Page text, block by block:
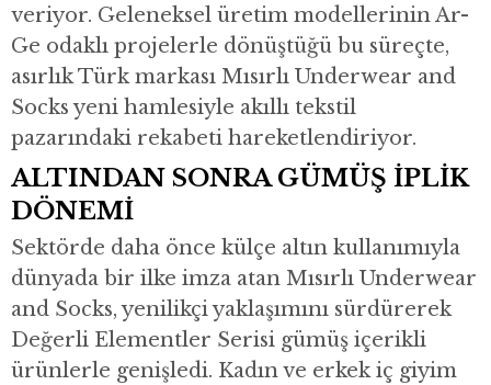
veriyor. Geleneksel üretim modellerinin Ar-
Ge odaklı projelerle dönüştüğü bu süreçte,
asırlık Türk markası Mısırlı Underwear and
Socks yeni hamlesiyle akıllı tekstil
pazarındaki rekabeti hareketlendiriyor.
ALTINDAN SONRA GÜMÜŞ İPLİK
DÖNEMİ
Sektörde daha önce külçe altın kullanımıyla
dünyada bir ilke imza atan Mısırlı Underwear
and Socks, yenilikçi yaklaşımını sürdürerek
Değerli Elementler Serisi gümüş içerikli
ürünlerle genişledi. Kadın ve erkek iç giyim